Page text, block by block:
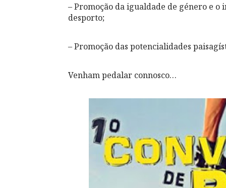
– Promoção da igualdade de género e
desporto;
– Promoção das potencialidades
Venham pedalar connosco…